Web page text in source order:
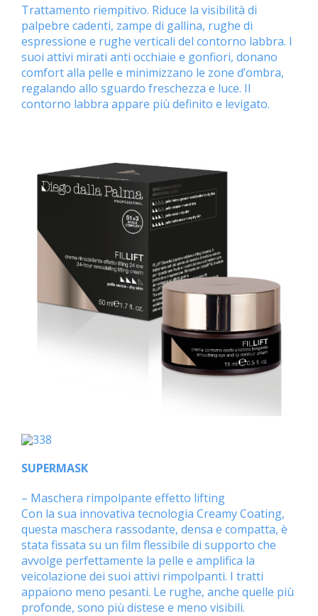
Trattamento riempitivo. Riduce la visibilità di
palpebre cadenti, zampe di gallina, rughe di
espressione e rughe verticali del contorno labbra. I
suoi attivi mirati anti occhiaie e gonfiori, donano
comfort alla pelle e minimizzano le zone d’ombra,
regalando allo sguardo freschezza e luce. Il
contorno labbra appare più definito e levigato.
SUPERMASK
– Maschera rimpolpante effetto lifting
Con la sua innovativa tecnologia Creamy Coating,
questa maschera rassodante, densa e compatta, è
stata fissata su un film flessibile di supporto che
avvolge perfettamente la pelle e amplifica la
veicolazione dei suoi attivi rimpolpanti. I tratti
appaiono meno pesanti. Le rughe, anche quelle più
profonde, sono più distese e meno visibili.